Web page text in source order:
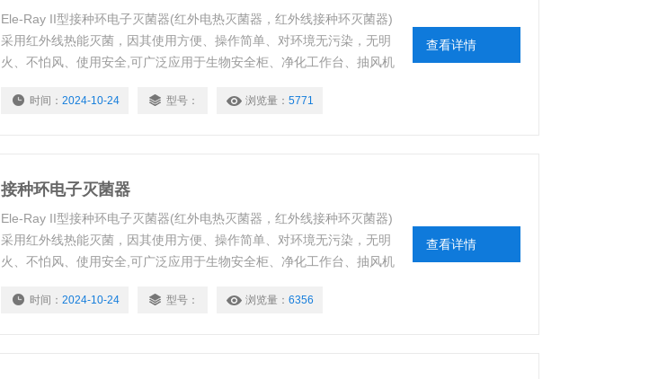
Ele-Ray II型接种环电子灭菌器(红外电热灭菌器，红外线接种环灭菌器)
采用红外线热能灭菌，因其使用方便、操作简单、对环境无污染，无明
火、不怕风、使用安全,可广泛应用于生物安全柜、净化工作台、抽风机
时间： 2024-10-24 型号： 浏览量： 5771
查看详情
接种环电子灭菌器
Ele-Ray II型接种环电子灭菌器(红外电热灭菌器，红外线接种环灭菌器)
采用红外线热能灭菌，因其使用方便、操作简单、对环境无污染，无明
火、不怕风、使用安全,可广泛应用于生物安全柜、净化工作台、抽风机
时间： 2024-10-24 型号： 浏览量： 6356
查看详情